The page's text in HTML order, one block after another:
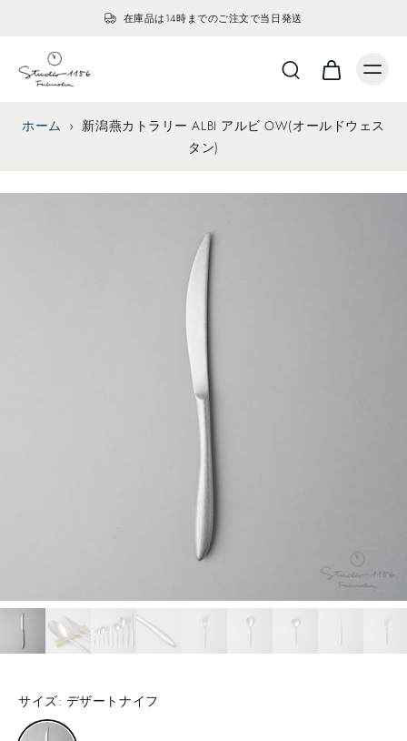
在庫品は14時までのご注文で当日発送
ホーム › 新潟燕カトラリー ALBI アルビ OW(オールドウェス
タン)
サイズ: デザートナイフ